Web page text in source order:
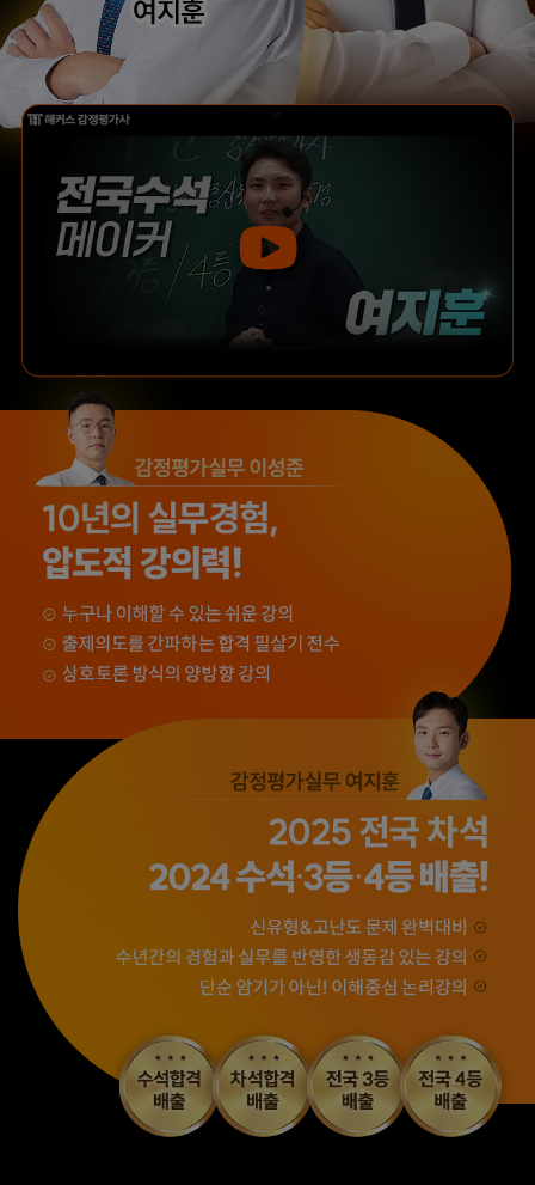
본 합격생은 최동진 선생님 강의
수강 합격생입니다.
합격생 원*혜님
작년 타사 수강해서
떨어졌는데, 해커스의
올해는 합격하게
되었습니다.
이해하기 어려운 부분도
실무 경험을 토대로
설명해 주셔서 실무
과목을 보다 쉽게 배울
수 있었습니다.
합격생 류*운님
해커스 강사분들의
수업의 퀄리티가
타학원들과 비교하여
남다르다고
생각했습니다.
합격생 이*헌님
해커스 박지혜
첨삭해주셔서 도움이
많이 되었습니다.
해커스 선생님이
출제하신 동형모의고사
미쳤어요. 시험장에서
깜짝 놀랐습니다.
합격생 소*진님
타학원과 비교했을 때
강의 퀄리티가 굉장히
좋아 합격했습니다.
합격생 김*호님
자료를 밀도있게
조합하여 풀 수 있는
방법을 알려주십니다.
더 빨리 합격하지
않았을까 생각하고,
주변 분들에게도
해커스에서 하라고
추천합니다.